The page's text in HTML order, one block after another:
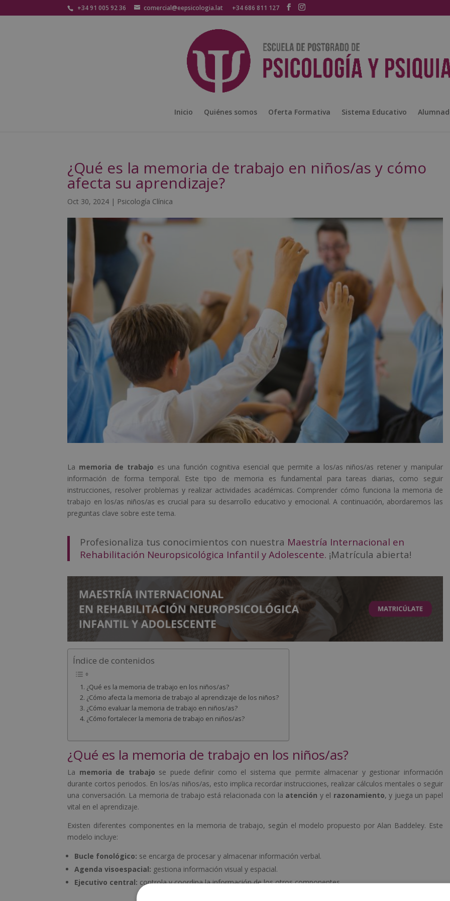
+34 91 005 92 36 comercial@eepsicologia.lat +34 686 811 127
Inicio Quiénes somos Oferta Formativa Sistema Educativo
¿Qué es la memoria de trabajo en niños/as y cómo
afecta su aprendizaje?
Oct 30, 2024 | Psicología Clínica
La memoria de trabajo es una función cognitiva esencial que permite a los/as niños/as retener y manipular
información de forma temporal. Este tipo de memoria es fundamental para tareas diarias, como seguir
instrucciones, resolver problemas y realizar actividades académicas. Comprender cómo funciona la memoria de
trabajo en los/as niños/as es crucial para su desarrollo educativo y emocional. A continuación, abordaremos las
preguntas clave sobre este tema.
Profesionaliza tus conocimientos con nuestra Maestría Internacional en
Rehabilitación Neuropsicológica Infantil y Adolescente. ¡Matrícula abierta!
Índice de contenidos
¿Qué es la memoria de trabajo en los niños/as?
¿Cómo afecta la memoria de trabajo al aprendizaje de los niños?
¿Cómo evaluar la memoria de trabajo en niños/as?
¿Cómo fortalecer la memoria de trabajo en niños/as?
¿Qué es la memoria de trabajo en los niños/as?
La memoria de trabajo se puede definir como el sistema que permite almacenar y gestionar información
durante cortos periodos. En los/as niños/as, esto implica recordar instrucciones, realizar cálculos mentales o seguir
una conversación. La memoria de trabajo está relacionada con la atención y el razonamiento, y juega un papel
vital en el aprendizaje.
Existen diferentes componentes en la memoria de trabajo, según el modelo propuesto por Alan Baddeley. Este
modelo incluye:
Bucle fonológico: se encarga de procesar y almacenar información verbal.
Agenda visoespacial: gestiona información visual y espacial.
Ejecutivo central: controla y coordina la información de los otros componentes.